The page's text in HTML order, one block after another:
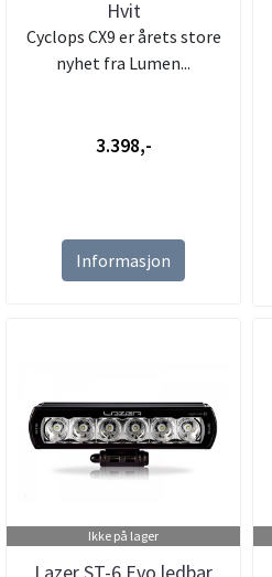
Hvit
Cyclops CX9 er årets store
nyhet fra Lumen...
3.398,-
Informasjon
Ikke på lager
Lazer ST-6 Evo ledbar